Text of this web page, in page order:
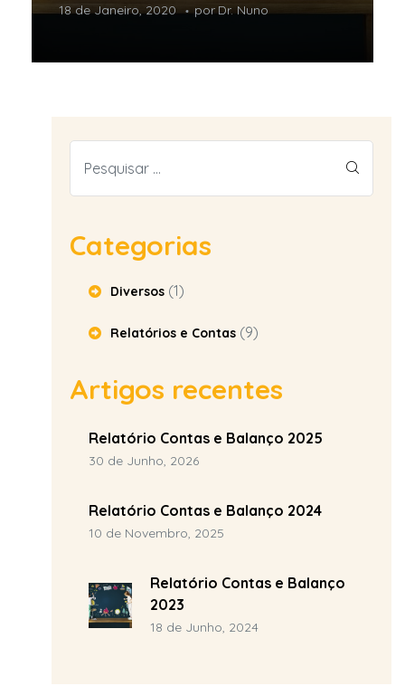
18 de Janeiro, 2020 por Dr. Nuno
Categorias
Diversos(1)
Relatórios e Contas(9)
Artigos recentes
Relatório Contas e Balanço 2025
30 de Junho, 2026
Relatório Contas e Balanço 2024
10 de Novembro, 2025
Relatório Contas e Balanço
2023
18 de Junho, 2024